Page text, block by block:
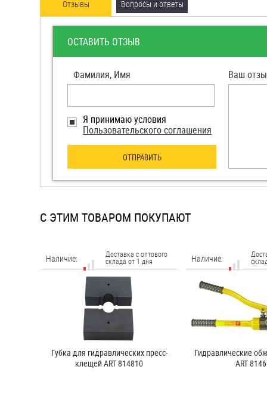
Пробки
Саморезы и шурупы
Стопорные кольца
Такелаж
Хомуты
Шайбы
Шплинты
Отзывы Вопросы и ответы
ОСТАВИТЬ ОТЗЫВ
Фамилия, Имя
Я принимаю условия
Пользовательского соглашения
ОТПРАВИТЬ
Ваш
С ЭТИМ ТОВАРОМ ПОКУПАЮТ
Наличие: Доставка с оптового
склада от 1 дня
Губка для гидравлических пресс-
клещей ART 814810
Наличие:
Гидравлические
ART